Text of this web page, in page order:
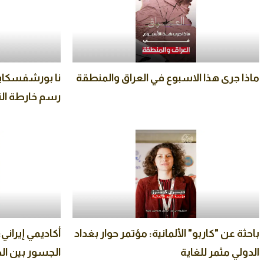
ماذا جرى هذا الاسبوع في العراق والمنطقة
نا
رسم خارطة
باحثة عن "كاربو" الألمانية: مؤتمر حوار بغداد
الدولي مثمر للغاية
أكاديمي
الجسور بين